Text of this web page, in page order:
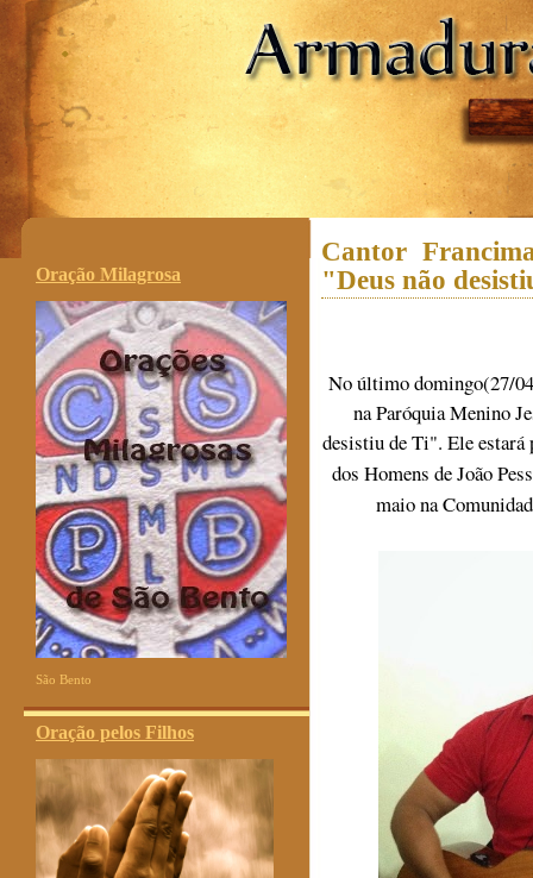
.
Oração Milagrosa
São Bento
Oração pelos Filhos
Cantor
"Deus não
No último domingo(27/
na Paróquia Menino
desistiu de Ti". Ele estará
dos Homens de João
maio na